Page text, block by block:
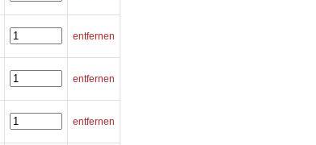
entfernen
entfernen
entfernen